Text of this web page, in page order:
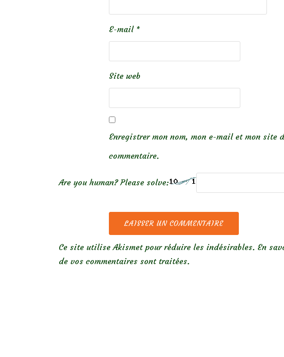
E-mail *
Site web
Enregistrer mon nom, mon e-mail et mon site
commentaire.
Are you human? Please solve:
Ce site utilise Akismet pour réduire les indésirables. En
de vos commentaires sont traitées.